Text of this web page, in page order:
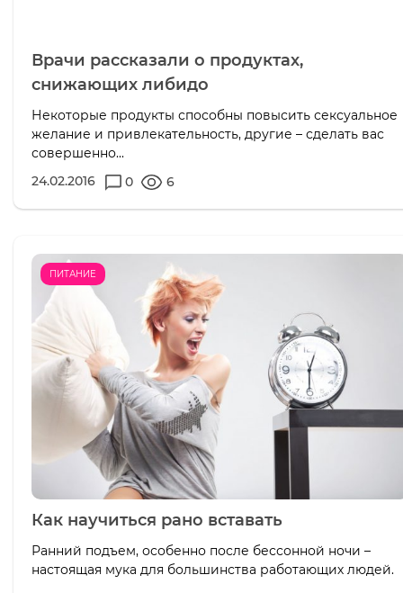
Врачи рассказали о продуктах,
снижающих либидо
Некоторые продукты способны повысить сексуальное
желание и привлекательность, другие – сделать вас
совершенно...
24.02.2016
0 6
ПИТАНИЕ
Как научиться рано вставать
Ранний подъем, особенно после бессонной ночи –
настоящая мука для большинства работающих людей.